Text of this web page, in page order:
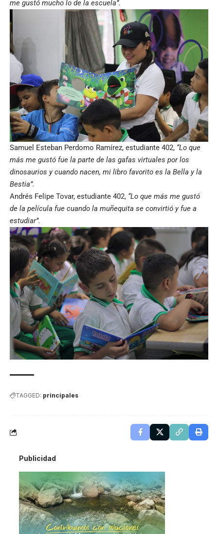
me gustó mucho lo de la escuela”.
Samuel Esteban Perdomo Ramírez, estudiante 402, “Lo que
más me gustó fue la parte de las gafas virtuales por los
dinosaurios y cuando nacen, mi libro favorito es la Bella y la
Bestia”.
Andrés Felipe Tovar, estudiante 402, “Lo que más me gustó
de la película fue cuando la muñequita se convirtió y fue a
estudiar”.
TAGGED: principales
Publicidad